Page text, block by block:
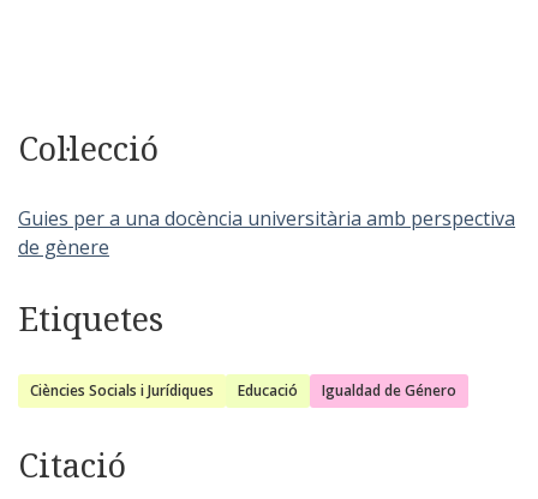
Col·lecció
Guies per a una docència universitària amb perspectiva
de gènere
Etiquetes
Ciències Socials i Jurídiques Educació Igualdad de Género
Citació